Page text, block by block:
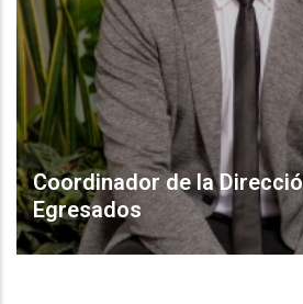
Coordinador de la
Egresados